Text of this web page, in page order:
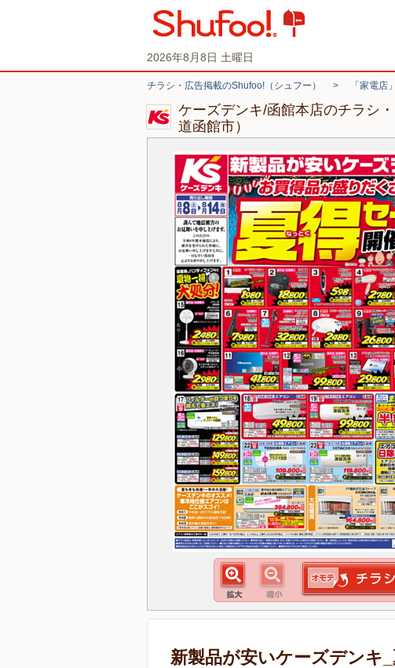
2026年8月8日 土曜日
チラシ・広告掲載のShufoo!（シュフー） > 「家電店
ケーズデンキ/函館本店のチラシ
道函館市）
新製品が安いケーズデンキ